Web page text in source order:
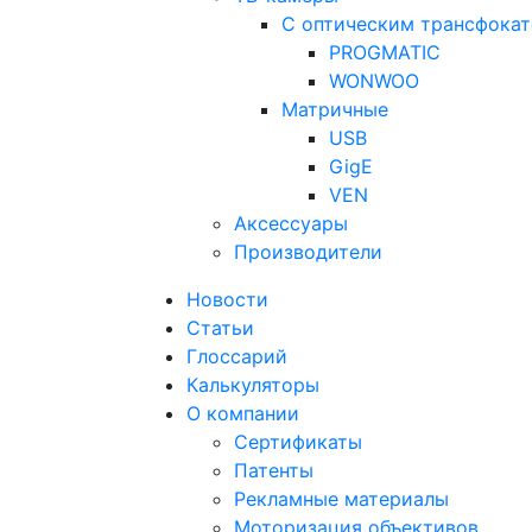
С оптическим
PROGMATIC
WONWOO
Матричные
USB
GigE
VEN
Аксессуары
Производители
Новости
Статьи
Глоссарий
Калькуляторы
О компании
Сертификаты
Патенты
Рекламные материалы
Моторизация объективов